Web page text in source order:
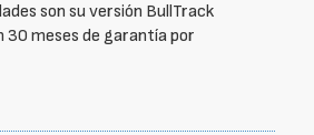
son su versión BullTrack
meses de garantía por